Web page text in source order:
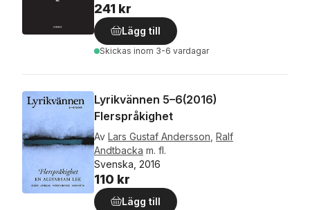
241 kr
Lägg till
Skickas inom 3-6 vardagar
Lyrikvännen 5–6(2016)
Flerspråkighet
Av Lars Gustaf Andersson Ralf
Andtbacka m. fl.
Svenska, 2016
110 kr
Lägg till